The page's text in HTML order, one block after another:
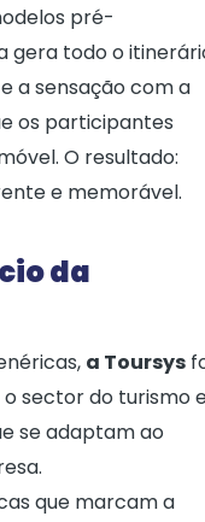
pré-
gera todo o
a sensação com a
os participantes
O resultado:
e memorável.
da
a Toursys
sector do turismo
se adaptam ao
que marcam a